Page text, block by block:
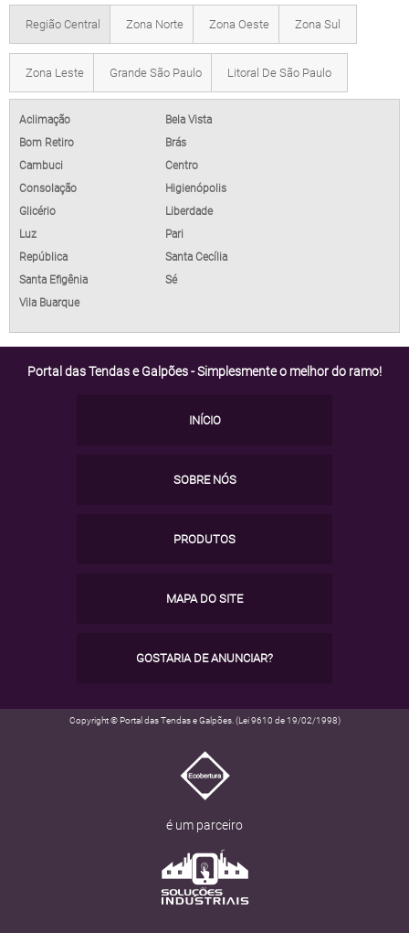
Região Central Zona Norte Zona Oeste Zona Sul
Zona Leste Grande São Paulo Litoral De São Paulo
Aclimação
Bela Vista
Bom Retiro
Brás
Cambuci
Centro
Consolação
Higienópolis
Glicério
Liberdade
Luz
Pari
República
Santa Cecília
Santa Efigênia
Sé
Vila Buarque
Portal das Tendas e Galpões - Simplesmente o melhor do ramo!
INÍCIO
SOBRE NÓS
PRODUTOS
MAPA DO SITE
GOSTARIA DE ANUNCIAR?
Copyright © Portal das Tendas e Galpões. (Lei 9610 de 19/02/1998)
é um parceiro